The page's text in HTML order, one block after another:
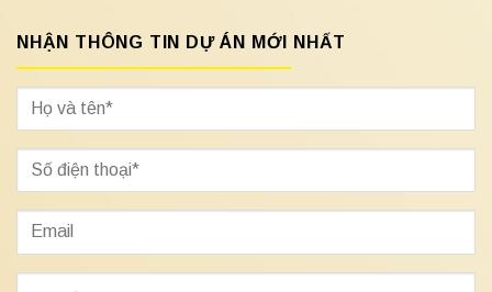
NHẬN THÔNG TIN DỰ ÁN MỚI NHẤT